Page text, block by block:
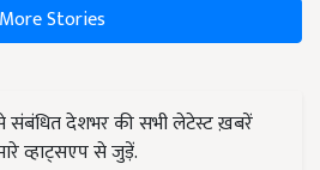
More Stories
संबंधित देशभर की सभी लेटेस्ट ख़बरें
व्हाट्सएप से जुड़ें.